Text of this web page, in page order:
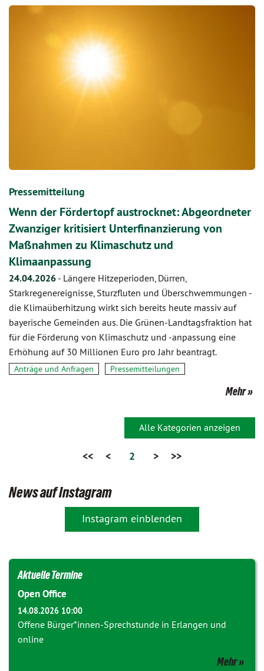
Pressemitteilung
Wenn der Fördertopf austrocknet: Abgeordneter
Zwanziger kritisiert Unterfinanzierung von
Maßnahmen zu Klimaschutz und
Klimaanpassung
24.04.2026 - Längere Hitzeperioden, Dürren,
Starkregenereignisse, Sturzfluten und Überschwemmungen -
die Klimaüberhitzung wirkt sich bereits heute massiv auf
bayerische Gemeinden aus. Die Grünen-Landtagsfraktion hat
für die Förderung von Klimaschutz und -anpassung eine
Erhöhung auf 30 Millionen Euro pro Jahr beantragt.
Anträge und Anfragen Pressemitteilungen
Mehr
Alle Kategorien anzeigen
<< < 2 > >>
News auf Instagram
Instagram einblenden
Aktuelle Termine
Open Office
14.08.2026 10:00
Offene Bürger*innen-Sprechstunde in Erlangen und
online
Mehr